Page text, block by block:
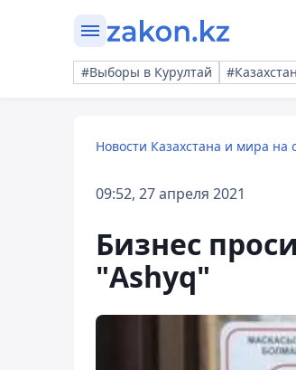
#Выборы в Курултай
Новости Казахстана и мира на
09:52, 27 апреля 2021
Бизнес
"Ashyq"